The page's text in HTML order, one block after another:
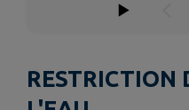
RESTRICTION